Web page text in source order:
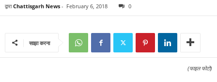
द्वारा Chattisgarh News - February 6, 2018 0
साझा करना
(फाइल फोटो)